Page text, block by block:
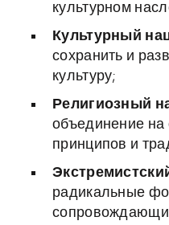
культурном
Культурный
сохранить и
культуру;
Религиозный
объединение на
принципов и
радикальные